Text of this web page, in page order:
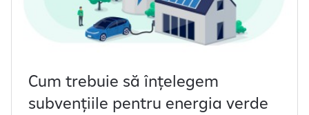
Cum trebuie să înțelegem
subvențiile pentru energia verde